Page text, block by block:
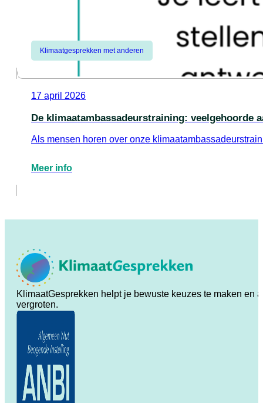
Klimaatgesprekken met anderen
17 april 2026
De klimaatambassadeurstraining: veelgehoorde
Als mensen horen over onze
Meer info
KlimaatGesprekken helpt je bewuste keuzes te maken en
vergroten.